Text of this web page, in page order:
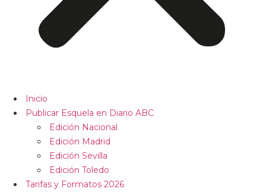
Inicio
Publicar Esquela en Diario ABC
Edición Nacional
Edición Madrid
Edición Sevilla
Edición Toledo
Tarifas y Formatos 2026